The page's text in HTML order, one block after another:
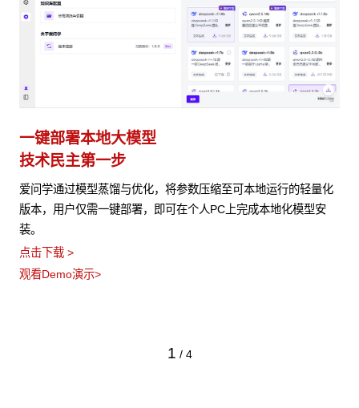
一键部署本地大模型
技术民主第一步
爱问学通过模型蒸馏与优化，将参数压缩至可本地运行的轻量化
版本，用户仅需一键部署，即可在个人PC上完成本地化模型安
装。
点击下载 >
观看Demo演示>
1 / 4